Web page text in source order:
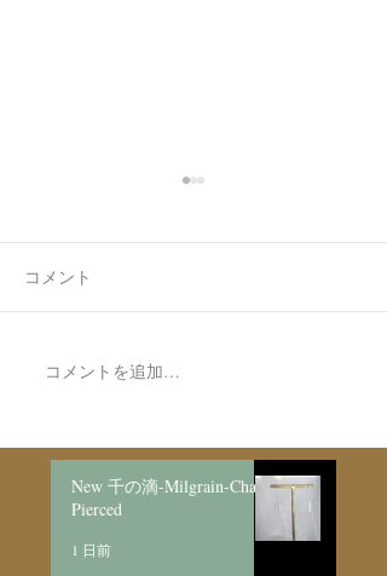
Made to order Skull
コメント
コメントを追加…
New 千の滴-Milgrain-Chain
Pierced
1 日前